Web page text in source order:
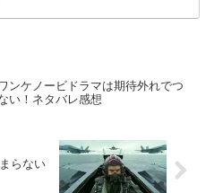
ンケノービドラマは期待外れでつ
い！ネタバレ感想
らない